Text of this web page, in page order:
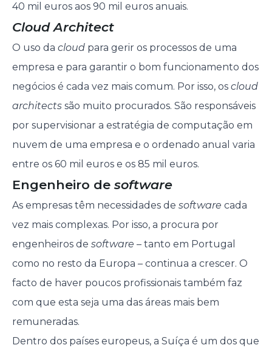
40 mil euros aos 90 mil euros anuais.
Cloud Architect
O uso da cloudpara gerir os processos de uma
empresa e para garantir o bom funcionamento dos
negócios é cada vez mais comum. Por isso, os cloud
architectssão muito procurados. São responsáveis
por supervisionar a estratégia de computação em
nuvem de uma empresa e o ordenado anual varia
entre os 60 mil euros e os 85 mil euros.
Engenheiro de software
As empresas têm necessidades de software cada
vez mais complexas. Por isso, a procura por
engenheiros de software – tanto em Portugal
como no resto da Europa – continua a crescer. O
facto de haver poucos profissionais também faz
com que esta seja uma das áreas mais bem
remuneradas.
Dentro dos países europeus, a Suíça é um dos que